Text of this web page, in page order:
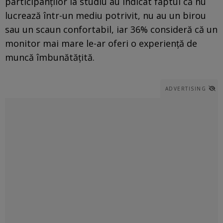
lucrează într-un mediu potrivit, nu au un birou
sau un scaun confortabil, iar 36% consideră că un
monitor mai mare le-ar oferi o experienţă de
muncă îmbunătăţită.
ADVERTISING